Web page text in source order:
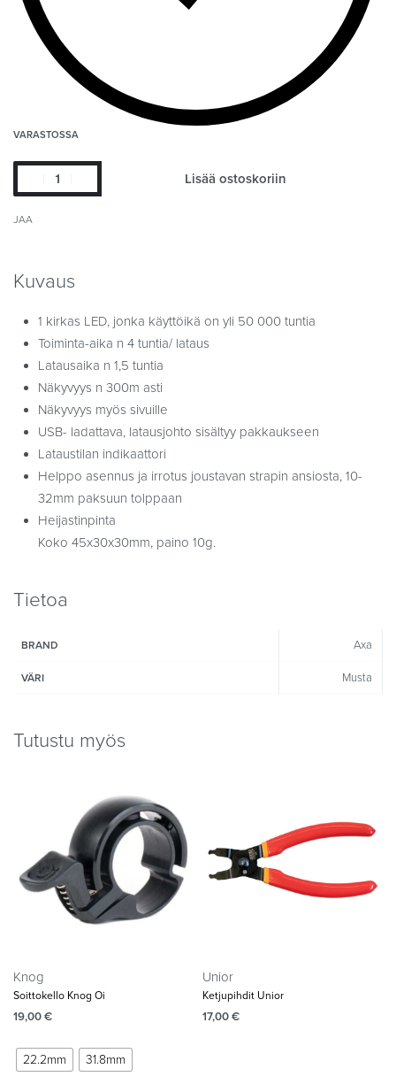
VARASTOSSA
Lisää ostoskoriin
JAA
Kuvaus
1 kirkas LED, jonka käyttöikä on yli 50 000 tuntia
Toiminta-aika n 4 tuntia/ lataus
Latausaika n 1,5 tuntia
Näkyvyys n 300m asti
Näkyvyys myös sivuille
USB- ladattava, latausjohto sisältyy pakkaukseen
Lataustilan indikaattori
Helppo asennus ja irrotus joustavan strapin ansiosta, 10-
32mm paksuun tolppaan
Heijastinpinta
Koko 45x30x30mm, paino 10g.
Tietoa
BRAND Axa
VÄRI Musta
Tutustu myös
Knog
Soittokello Knog Oi
19,00€
22.2mm 31.8mm
Unior
Ketjupihdit Unior
17,00€